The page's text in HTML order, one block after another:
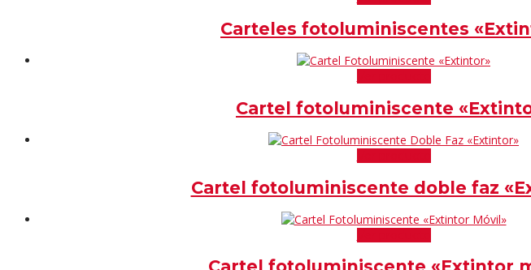
Carteles fotoluminiscentes
Cartel fotoluminiscente
Cartel fotoluminiscente doble faz